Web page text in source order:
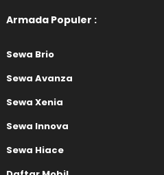
Armada Populer :
Sewa Brio
Sewa Avanza
Sewa Xenia
Sewa Innova
Sewa Hiace